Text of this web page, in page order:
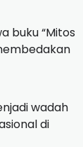
buku “Mitos
wadah
di